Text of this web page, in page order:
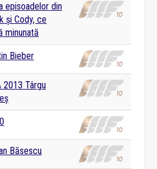
episoadelor din
și Cody, ce
minunată
Bieber
2013 Târgu
Băsescu